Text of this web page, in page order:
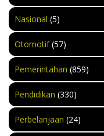
Nasional (5)
Otomotif(57)
Pemerintahan (859)
Pendidikan (330)
Perbelanjaan (24)